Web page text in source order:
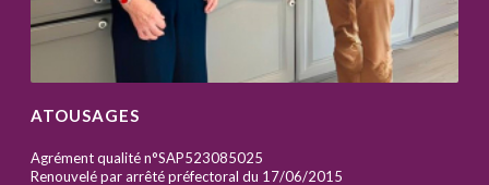
ATOUSAGES
Agrément qualité n°SAP523085025
Renouvelé par arrêté préfectoral du 17/06/2015